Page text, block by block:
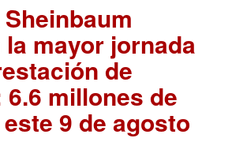
mayor jornada
de
6.6 millones de
9 de agosto